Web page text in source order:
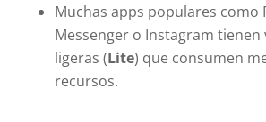
Muchas apps populares como
Messenger o Instagram tienen
ligeras (Lite) que consumen
recursos.